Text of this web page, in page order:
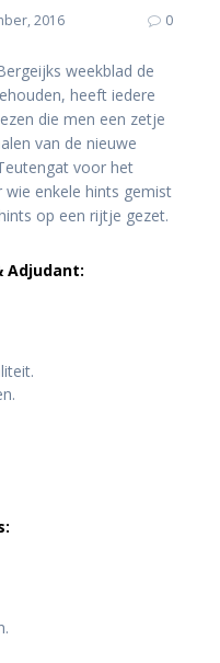
2016 0
weekblad de
heeft iedere
die men een zetje
van de nieuwe
voor het
wie enkele hints gemist
op een rijtje gezet.
Adjudant: